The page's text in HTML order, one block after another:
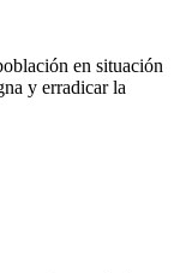
en situación
y erradicar la